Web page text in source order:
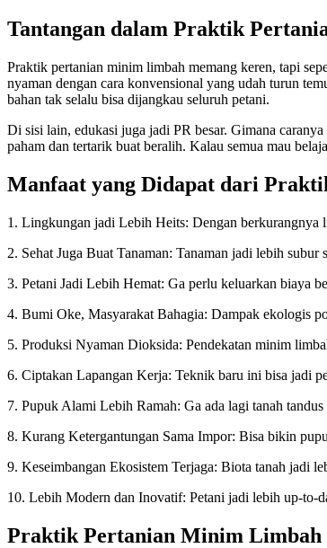
Tantangan dalam Praktik
Praktik pertanian minim limbah memang keren, tapi
nyaman dengan cara konvensional yang udah turun
bahan tak selalu bisa dijangkau seluruh petani.
Di sisi lain, edukasi juga jadi PR besar. Gimana
paham dan tertarik buat beralih. Kalau semua mau
Manfaat yang Didapat dari
1. Lingkungan jadi Lebih Heits: Dengan berkurangnya
2. Sehat Juga Buat Tanaman: Tanaman jadi lebih subur
3. Petani Jadi Lebih Hemat: Ga perlu keluarkan biaya
4. Bumi Oke, Masyarakat Bahagia: Dampak ekologis
5. Produksi Nyaman Dioksida: Pendekatan minim
6. Ciptakan Lapangan Kerja: Teknik baru ini bisa jadi
7. Pupuk Alami Lebih Ramah: Ga ada lagi tanah
8. Kurang Ketergantungan Sama Impor: Bisa bikin
9. Keseimbangan Ekosistem Terjaga: Biota tanah jadi
10. Lebih Modern dan Inovatif: Petani jadi lebih up-to-
Praktik Pertanian Minim Limbah